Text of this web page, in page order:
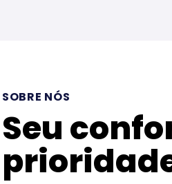
SOBRE NÓS
Seu